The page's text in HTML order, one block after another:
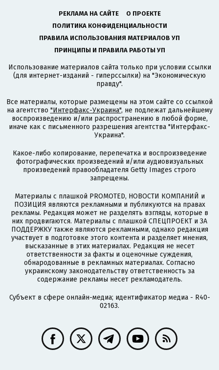
РЕКЛАМА НА САЙТЕ
О ПРОЕКТЕ
ПОЛИТИКА КОНФИДЕНЦИАЛЬНОСТИ
ПРАВИЛА ИСПОЛЬЗОВАНИЯ МАТЕРИАЛОВ УП
ПРИНЦИПЫ И ПРАВИЛА РАБОТЫ УП
Использование материалов сайта только при условии ссылки
(для интернет-изданий - гиперссылки) на "Экономическую
правду".
Все материалы, которые размещены на этом сайте со ссылкой
на агентство "Интерфакс-Украина", не подлежат дальнейшему
воспроизведению и/или распространению в любой форме,
иначе как с письменного разрешения агентства "Интерфакс-
Украина".
Какое-либо копирование, перепечатка и воспроизведение
фотографических произведений и/или аудиовизуальных
произведений правообладателя Getty Images строго
запрещены.
Материалы с плашкой PROMOTED, НОВОСТИ КОМПАНИЙ и
ПОЗИЦИЯ являются рекламными и публикуются на правах
рекламы. Редакция может не разделять взгляды, которые в
них продвигаются. Материалы с плашкой СПЕЦПРОЕКТ и ЗА
ПОДДЕРЖКУ также являются рекламными, однако редакция
участвует в подготовке этого контента и разделяет мнения,
высказанные в этих материалах. Редакция не несет
ответственности за факты и оценочные суждения,
обнародованные в рекламных материалах. Согласно
украинскому законодательству ответственность за
содержание рекламы несет рекламодатель.
Субъект в сфере онлайн-медиа; идентификатор медиа - R40-
02163.